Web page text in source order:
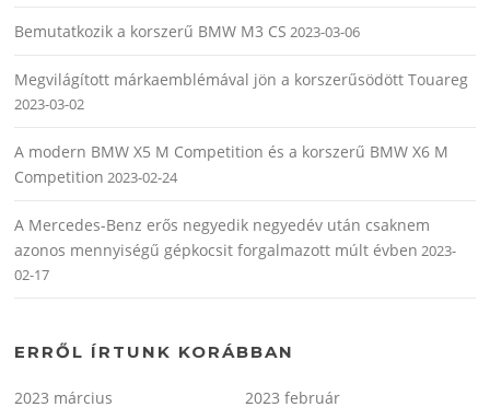
Bemutatkozik a korszerű BMW M3 CS 2023-03-06
Megvilágított márkaemblémával jön a korszerűsödött Touareg
2023-03-02
A modern BMW X5 M Competition és a korszerű BMW X6 M
Competition 2023-02-24
A Mercedes-Benz erős negyedik negyedév után csaknem
azonos mennyiségű gépkocsit forgalmazott múlt évben 2023-
02-17
ERRŐL ÍRTUNK KORÁBBAN
2023 március
2023 február